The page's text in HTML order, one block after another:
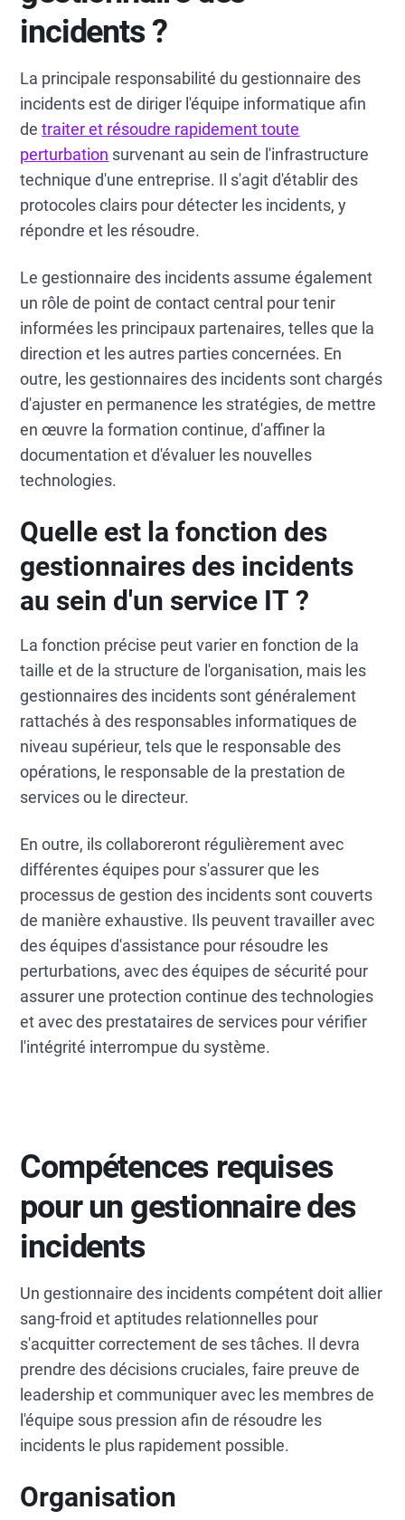
incidents ?
La principale responsabilité du gestionnaire des
incidents est de diriger l'équipe informatique afin
detraiter et résoudre rapidement toute
perturbation survenant au sein de l'infrastructure
technique d'une entreprise. Il s'agit d'établir des
protocoles clairs pour détecter les incidents, y
répondre et les résoudre.
Le gestionnaire des incidents assume également
un rôle de point de contact central pour tenir
informées les principaux partenaires, telles que la
direction et les autres parties concernées. En
outre, les gestionnaires des incidents sont chargés
d'ajuster en permanence les stratégies, de mettre
en œuvre la formation continue, d'affiner la
documentation et d'évaluer les nouvelles
technologies.
Quelle est la fonction des
gestionnaires des incidents
au sein d'un service IT ?
La fonction précise peut varier en fonction de la
taille et de la structure de l'organisation, mais les
gestionnaires des incidents sont généralement
rattachés à des responsables informatiques de
niveau supérieur, tels que le responsable des
opérations, le responsable de la prestation de
services ou le directeur.
En outre, ils collaboreront régulièrement avec
différentes équipes pour s'assurer que les
processus de gestion des incidents sont couverts
de manière exhaustive. Ils peuvent travailler avec
des équipes d'assistance pour résoudre les
perturbations, avec des équipes de sécurité pour
assurer une protection continue des technologies
et avec des prestataires de services pour vérifier
l'intégrité interrompue du système.
Compétences requises
pour un gestionnaire des
incidents
Un gestionnaire des incidents compétent doit allier
sang-froid et aptitudes relationnelles pour
s'acquitter correctement de ses tâches. Il devra
prendre des décisions cruciales, faire preuve de
leadership et communiquer avec les membres de
l'équipe sous pression afin de résoudre les
incidents le plus rapidement possible.
Organisation